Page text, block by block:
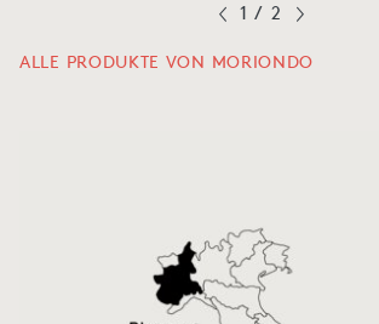
1 / 2
ALLE PRODUKTE VON MORIONDO